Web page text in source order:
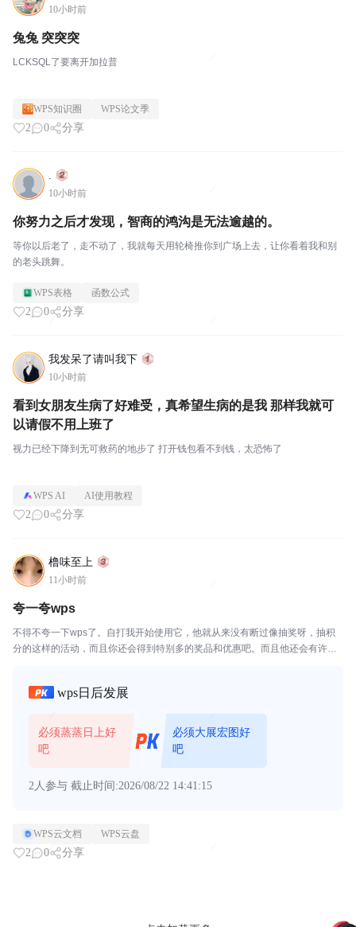
10小时前
兔兔 突突突
LCKSQL了要离开加拉普
WPS知识圈 WPS论文季
2 0 分享
10小时前
你努力之后才发现，智商的鸿沟是无法逾越的。
等你以后老了，走不动了，我就每天用轮椅推你到广场上去，让你看着我和别
的老头跳舞。
WPS表格 函数公式
2 0 分享
我发呆了请叫我下
10小时前
看到女朋友生病了好难受，真希望生病的是我 那样我就可
以请假不用上班了
视力已经下降到无可救药的地步了 打开钱包看不到钱，太恐怖了
WPS AI AI使用教程
2 0 分享
橹味至上
11小时前
夸一夸wps
不得不夸一下wps了。自打我开始使用它，他就从来没有断过像抽奖呀，抽积
分的这样的活动，而且你还会得到特别多的奖品和优惠吧。而且他还会有许多
wps日后发展
必须蒸蒸日上好
吧
必须大展宏图好
吧
2人参与 截止时间:2026/08/22 14:41:15
WPS云文档 WPS云盘
2 0 分享